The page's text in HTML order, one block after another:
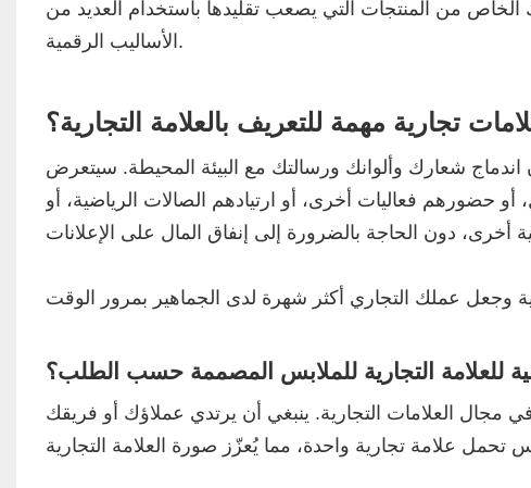
من المنتجات التي يصعب تقليدها باستخدام العديد من
الأساليب الرقمية.
تجارية مهمة للتعريف بالعلامة التجارية؟
شعارك وألوانك ورسالتك مع البيئة المحيطة. سيتعرض
أو حضورهم فعاليات أخرى، أو ارتيادهم الصالات الرياضية، أو
للعلامة التجارية للملابس المصممة حسب الطلب؟
العلامات التجارية. ينبغي أن يرتدي عملاؤك أو فريقك